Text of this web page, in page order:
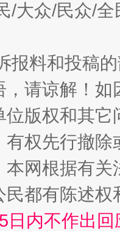
/大众/民众/
报料和投稿
请谅解！
位版权和其它
权先行撤
网根据有
民都有陈述
日内不作出